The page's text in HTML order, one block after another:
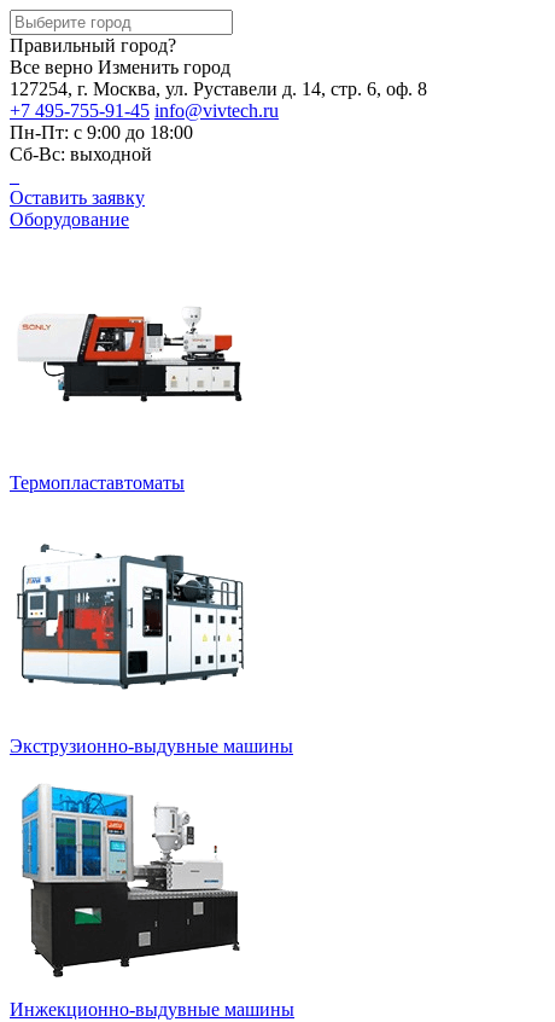
Правильный город?
Все верно Изменить город
127254, г. Москва, ул. Руставели д. 14, стр. 6, оф. 8
+7 495-755-91-45 info@vivtech.ru
Пн-Пт: с 9:00 до 18:00
Сб-Вс: выходной
Оставить заявку
Оборудование
Термопластавтоматы
Экструзионно-выдувные машины
Инжекционно-выдувные машины